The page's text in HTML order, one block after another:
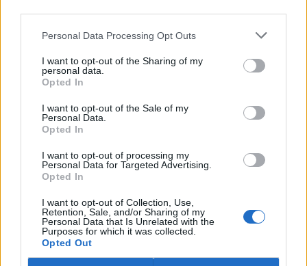
Personal Data Processing Opt Outs
I want to opt-out of the Sharing of my
personal data.
Opted In
I want to opt-out of the Sale of my
Personal Data.
Opted In
I want to opt-out of processing my
Personal Data for Targeted Advertising.
Opted In
I want to opt-out of Collection, Use,
Retention, Sale, and/or Sharing of my
Personal Data that Is Unrelated with the
Purposes for which it was collected.
Opted Out
Island vyhostí aktivisty bojující proti lovu velryb,
pronásledovali velrybáře
5.8.2026 19:54 (ČTK)
Islandské úřady nařídily
poté, co minulý týden
pobřežní stráž s policií zabavily
jejich loď, která pronásledovala velrybářské plavidlo. Pasažéři lodi
Watsona jsou od té doby zadržováni v Reykjavíku. Sám Watson na
palubě nebyl. Píše o tom agentura AFP s odvoláním na islandskou
Záchranná stanice v Praze přijímá kvůli vedrům více
volně žijících zvířat
5.8.2026 17:40 | PRAHA (
Kvůli vysokým letním